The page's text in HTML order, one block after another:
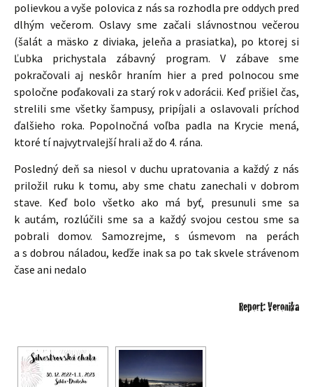
polievkou a vyše polovica z nás sa rozhodla pre oddych pred
dlhým večerom. Oslavy sme začali slávnostnou večerou
(šalát a mäsko z diviaka, jeleňa a prasiatka), po ktorej si
Ľubka prichystala zábavný program. V zábave sme
pokračovali aj neskôr hraním hier a pred polnocou sme
spoločne poďakovali za starý rok v adorácii. Keď prišiel čas,
strelili sme všetky šampusy, pripíjali a oslavovali príchod
ďalšieho roka. Popolnočná voľba padla na Krycie mená,
ktoré tí najvytrvalejší hrali až do 4. rána.
Posledný deň sa niesol v duchu upratovania a každý z nás
priložil ruku k tomu, aby sme chatu zanechali v dobrom
stave. Keď bolo všetko ako má byť, presunuli sme sa
k autám, rozlúčili sme sa a každý svojou cestou sme sa
pobrali domov. Samozrejme, s úsmevom na perách
a s dobrou náladou, keďže inak sa po tak skvele strávenom
čase ani nedalo
Report: Veronika